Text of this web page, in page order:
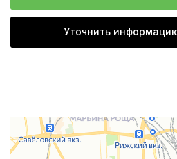
Уточнить